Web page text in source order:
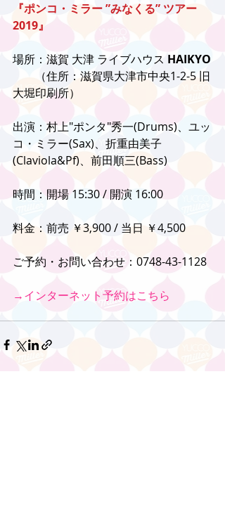
『ポンコ・ミラー ”みなくる” ツアー
2019』
場所：滋賀 大津 ライブハウス HAIKYO
（住所：滋賀県大津市中央1-2-5 旧
大堀印刷所）
出演：村上"ポンタ"秀一(Drums)、ユッ
コ・ミラー(Sax)、折重由美子
(Claviola&Pf)、前田順三(Bass)
時間：開場 15:30 / 開演 16:00
料金：前売 ￥3,900 / 当日 ￥4,500
ご予約・お問い合わせ：0748-43-1128
→インターネット予約はこちら